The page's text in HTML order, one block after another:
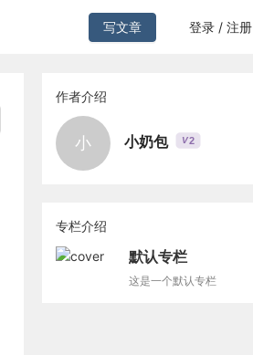
写文章 登录 / 注册
作者介绍
小 小奶包 V2
专栏介绍
默认专栏
这是一个默认专栏